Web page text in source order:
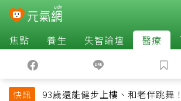
焦點 養生 失智論壇 醫療
快訊
93歲還能健步上樓、和老伴跳舞